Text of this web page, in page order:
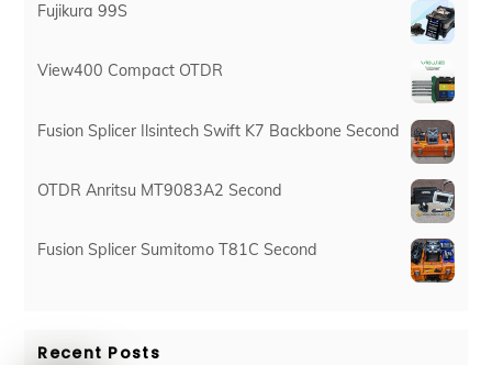
Fujikura 99S
View400 Compact OTDR
Fusion Splicer Ilsintech Swift K7 Backbone Second
OTDR Anritsu MT9083A2 Second
Fusion Splicer Sumitomo T81C Second
Recent Posts